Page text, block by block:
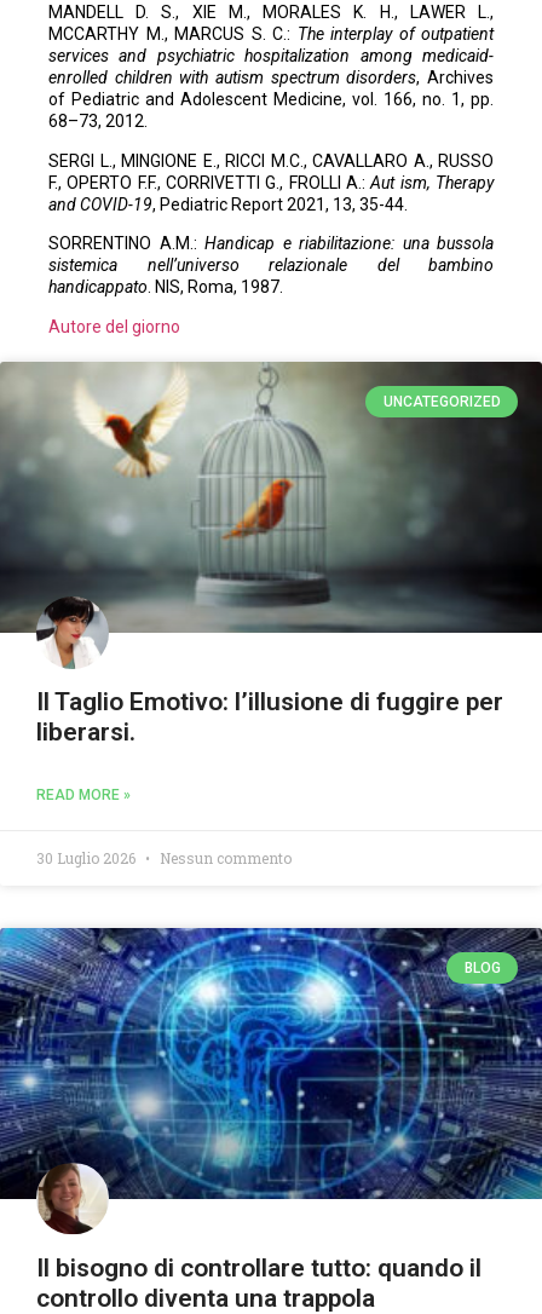
MANDELL D. S., XIE M., MORALES K. H., LAWER L.,
MCCARTHY M., MARCUS S. C.: The interplay of outpatient
services and psychiatric hospitalization among medicaid-
enrolled children with autism spectrum disorders, Archives
of Pediatric and Adolescent Medicine, vol. 166, no. 1, pp.
68–73, 2012.
SERGI L., MINGIONE E., RICCI M.C., CAVALLARO A., RUSSO
F., OPERTO F.F., CORRIVETTI G., FROLLI A.:Aut ism, Therapy
and COVID-19, Pediatric Report 2021, 13, 35-44.
SORRENTINO A.M.: Handicap e riabilitazione: una bussola
sistemica nell’universo relazionale del bambino
handicappato. NIS, Roma, 1987.
Autore del giorno
UNCATEGORIZED
Il Taglio Emotivo: l’illusione di fuggire per
liberarsi.
READ MORE »
30 Luglio 2026 Nessun commento
BLOG
Il bisogno di controllare tutto: quando il
controllo diventa una trappola